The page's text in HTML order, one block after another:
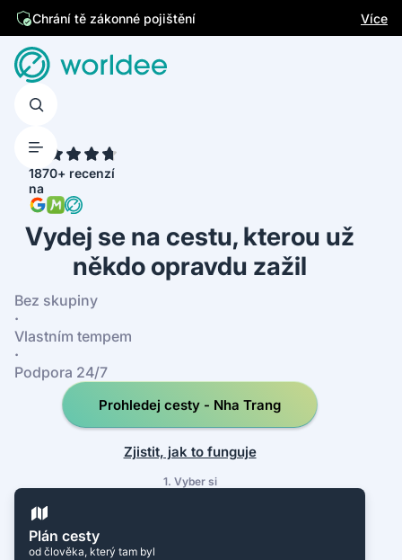
Jsme česká firma Více
1870+ recenzí
na
Vydej se na cestu, kterou už
někdo opravdu zažil
Bez skupiny
·
Vlastním tempem
·
Podpora 24/7
Prohledej cesty - Nha Trang
Zjistit, jak to funguje
1. Vyber si
Plán cesty
od člověka, který tam byl